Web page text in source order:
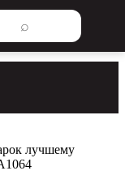
⌕
лучшему